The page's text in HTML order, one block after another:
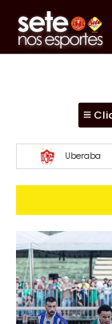
Uberlândia